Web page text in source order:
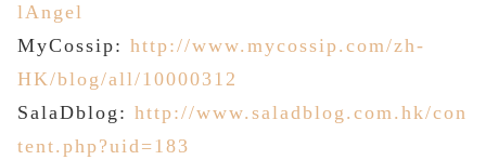
lAngel
MyCossip: http://www.mycossip.com/zh-
HK/blog/all/10000312
SalaDblog: http://www.saladblog.com.hk/con
tent.php?uid=183